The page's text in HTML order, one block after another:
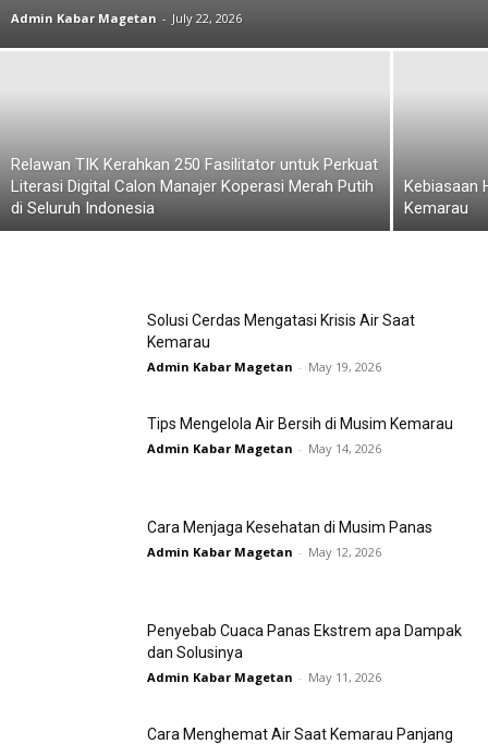
Admin Kabar Magetan - July 22, 2026
Relawan TIK Kerahkan 250 Fasilitator untuk Perkuat
Literasi Digital Calon Manajer Koperasi Merah Putih
di Seluruh Indonesia
Kebiasaan
Kemarau
Solusi Cerdas Mengatasi Krisis Air Saat
Kemarau
Admin Kabar Magetan - May 19, 2026
Tips Mengelola Air Bersih di Musim Kemarau
Admin Kabar Magetan - May 14, 2026
Cara Menjaga Kesehatan di Musim Panas
Admin Kabar Magetan - May 12, 2026
Penyebab Cuaca Panas Ekstrem apa Dampak
dan Solusinya
Admin Kabar Magetan - May 11, 2026
Cara Menghemat Air Saat Kemarau Panjang